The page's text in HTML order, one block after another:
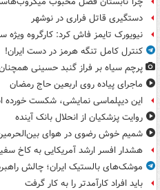
دستگیری قاتل فراری در نوشهر
نیویورک تایمز فاش کرد: کارگروه ویژه
کنترل کامل تنگه هرمز در دست ایران!
پرچم سیاه بر فراز گنبد حسینی
ماجرای پیاده روی اربعین حاج رمضان
این دیپلماسی نمایشی، شکست خورده
روایت پزشکیان از انحلال بانک آینده
شمیم خوش رضوی در هوای
هشدار افسر ارشد آمریکایی به کاخ
موشک‌های بالستیک ایران؛ چالش
باید افراد کارآمدتر را به کار گرفت